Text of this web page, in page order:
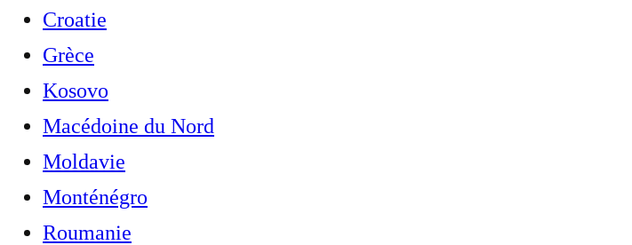
Croatie
Grèce
Kosovo
Macédoine du Nord
Moldavie
Monténégro
Roumanie